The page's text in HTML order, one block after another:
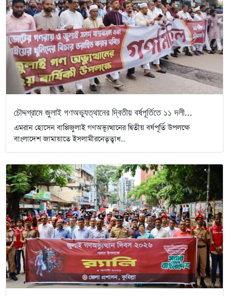
চৌদ্দগ্রামে জুলাই গণঅভ্যূত্থানের দ্বিতীয় বর্ষপূর্তিতে ১১ দলী...
এমরান হোসেন বাপ্পিজুলাই গণঅভ্যূত্থানের দ্বিতীয় বর্ষপূর্তি উপলক্ষে
বাংলাদেশ জামায়াতে ইসলামীরনেতৃত্বাধ...